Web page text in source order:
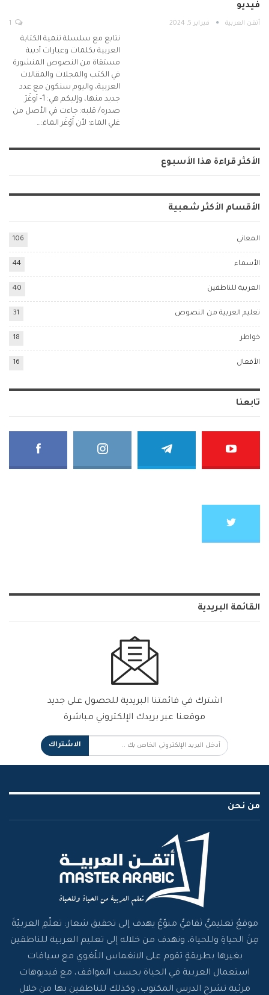
فيديو
أتقن العربية فبراير 5, 2024
نتابع مع سلسلة تنمية الكتابة
العربية بكلمات وعبارات أدبية
مستقاة من النصوص المنشورة
في الكتب والمجلات والمقالات
العربية، واليوم سنكون مع عدد
جديد منها، وإليكم هي: 1- أوغَرَ
صدره/ قلبه: جاءت في الأصل من
غلي الماء؛ لأن أَوْغَر الماءَ:…
الأكثر قراءة هذا الأسبوع
الأقسام الأكثر شعبية
المعاني 106
الأسماء 44
العربية للناطقين 40
تعليم العربية من النصوص 31
خواطر 18
الأفعال 16
تابعنا
القائمة البريدية
اشترك في قائمتنا البريدية للحصول على جديد
موقعنا عبر بريدك الإلكتروني مباشرة
الاشتراك
من نحن
موقعٌ تعليميٌّ ثقافيٌّ منوّعٌ يهدف إلى تحقيق شعار: تعلّمِ العربيّةَ
مِنَ الحياةِ وللحياة، ونهدف من خلاله إلى تعليم العربية للناطقين
بغيرها بطريقةٍ تقوم على الانغماس اللّغوي مع سياقات
استعمال العربية في الحياة بحسب المواقف، مع فيديوهات
مرئية تشرح الدرس المكتوب، وكذلك للناطقين بها من خلال